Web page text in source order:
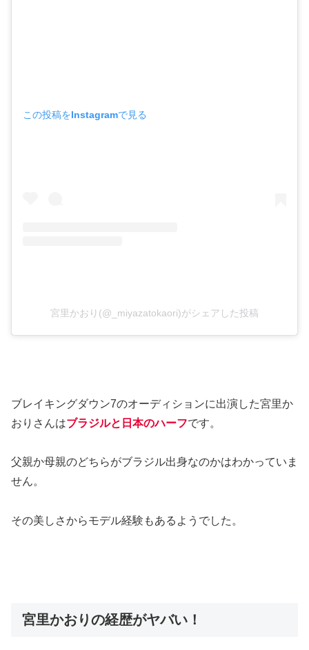
この投稿をInstagramで見る
宮里かおり(@_miyazatokaori)がシェアした投稿
ブレイキングダウン7のオーディションに出演した宮里か
おりさんはブラジルと日本のハーフです。
父親か母親のどちらがブラジル出身なのかはわかっていま
せん。
その美しさからモデル経験もあるようでした。
宮里かおりの経歴がヤバい！